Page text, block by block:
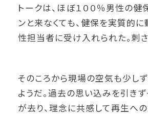
トークは、ほぼ１００％男性の
ンと来なくても、健保を実質的
性担当者に受け入れられた。刺さ
そのころから現場の空気も少し
ようだ。過去の思い込みを引きず
が去り、理念に共感して再生へ